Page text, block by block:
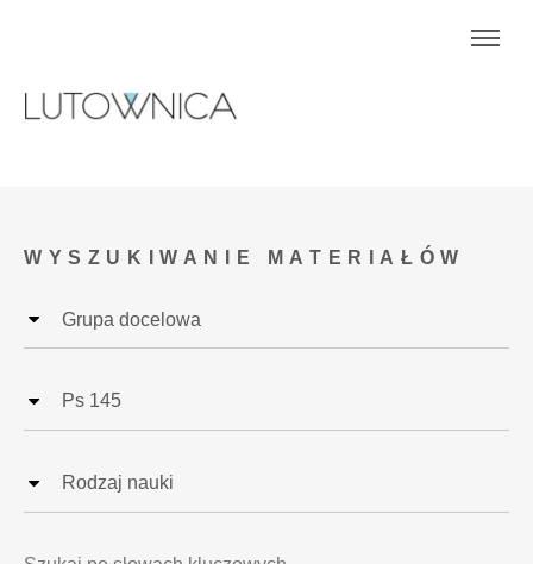
WYSZUKIWANIE MATERIAŁÓW